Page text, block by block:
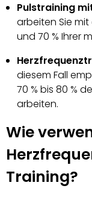
Pulstraining
arbeiten Sie mit
und 70 % Ihrer
diesem Fall
70 % bis 80 %
arbeiten.
Wie
Training?